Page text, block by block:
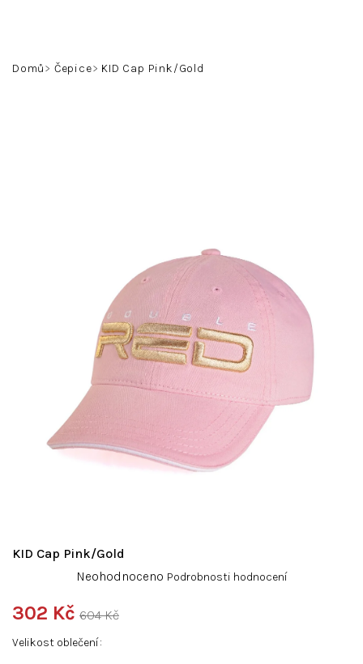
Domů Čepice KID Cap Pink/Gold
Velikost oblečení
604 Kč
302 Kč
cena:
KID Cap Pink/Gold
produktu
je
0,0
Neohodnoceno Podrobnosti hodnocení